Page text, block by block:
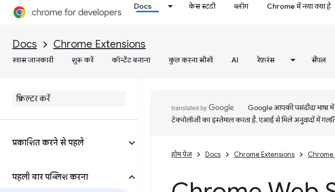
Docs केस स्टडी ब्लॉग Chrome में नया क्या है
Docs Chrome Extensions
खास जानकारी शुरू करें कॉन्टेंट बनाना कुछ करना सीखें AI रेफ़रंस सैंपल
प्रकाशित करने से पहले
पहली बार पब्लिश करना
Google आपकी पसंदीदा भाषा
टेक्नोलॉजी का इस्तेमाल करता है. एआई से मिले अनुवादों में
होम पेज Docs Chrome Extensions Chrome